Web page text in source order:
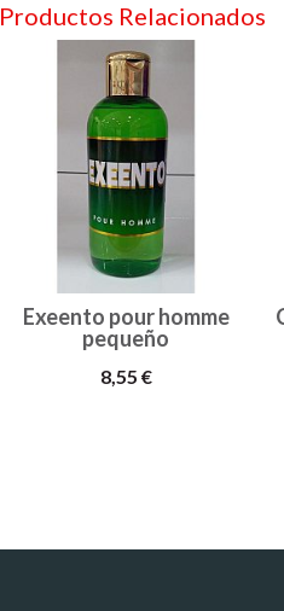
Productos Relacionados
Exeento pour homme
pequeño
8,55 €